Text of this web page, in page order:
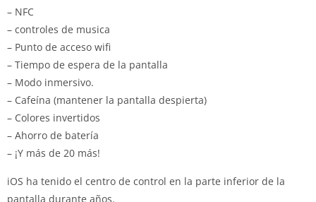
– NFC
– controles de musica
– Punto de acceso wifi
– Tiempo de espera de la pantalla
– Modo inmersivo.
– Cafeína (mantener la pantalla despierta)
– Colores invertidos
– Ahorro de batería
– ¡Y más de 20 más!
iOS ha tenido el centro de control en la parte inferior de la
pantalla durante años.